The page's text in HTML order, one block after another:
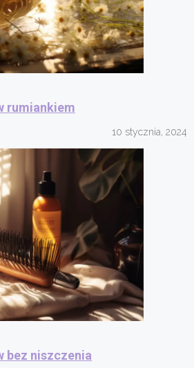
rumiankiem
10 stycznia, 2024
bez niszczenia